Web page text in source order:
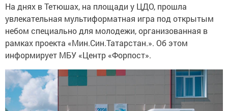
На днях в Тетюшах, на площади у ЦДО, прошла
увлекательная мультиформатная игра под открытым
небом специально для молодежи, организованная в
рамках проекта «Мин.Син.Татарстан.». Об этом
информирует МБУ «Центр «Форпост».